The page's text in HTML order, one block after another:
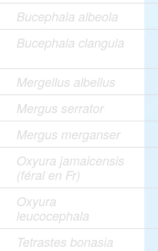
Bucephala albeola
Bucephala clangula
Mergellus albellus
Mergus serrator
Mergus merganser
Oxyura jamaicensis
(féral en Fr)
Oxyura
leucocephala
Tetrastes bonasia